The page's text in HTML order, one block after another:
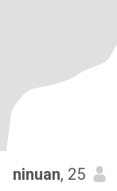
ninuan, 25